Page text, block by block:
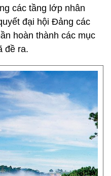
các tầng lớp nhân
đại hội Đảng các
hoàn thành các mục
đề ra.